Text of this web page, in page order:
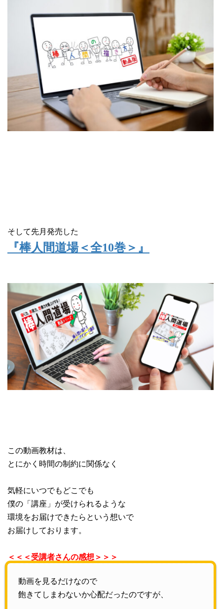
そして先月発売した
『棒人間道場＜全10巻＞』
この動画教材は、
とにかく時間の制約に関係なく
気軽にいつでもどこでも
僕の「講座」が受けられるような
環境をお届けできたらという想いで
お届けしております。
＜＜＜受講者さんの感想＞＞＞
動画を見るだけなので
飽きてしまわないか心配だったのですが、